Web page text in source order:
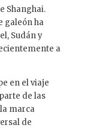
Shanghai.
galeón ha
Sudán y
a
en el viaje
de las
marca
de